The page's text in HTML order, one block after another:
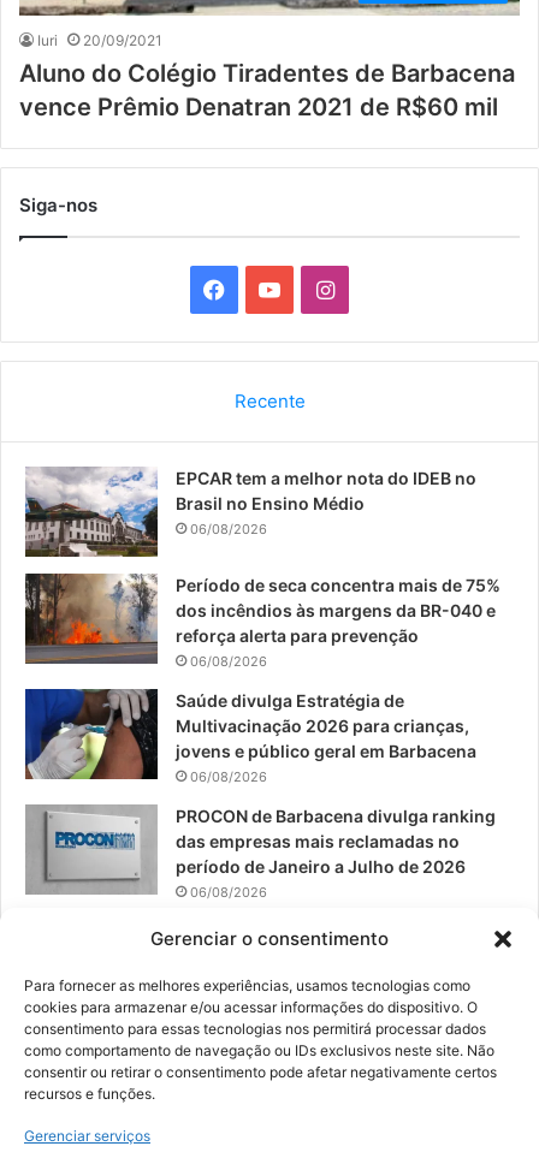
Gerenciar o consentimento
Para fornecer as melhores experiências, usamos tecnologias como
cookies para armazenar e/ou acessar informações do dispositivo. O
consentimento para essas tecnologias nos permitirá processar dados
como comportamento de navegação ou IDs exclusivos neste site. Não
consentir ou retirar o consentimento pode afetar negativamente certos
recursos e funções.
Gerenciar serviços
Iuri 20/09/2021
Aluno do Colégio Tiradentes de Barbacena
vence Prêmio Denatran 2021 de R$60 mil
Siga-nos
a
b
o
o
o
u
e
I
n
a
r
Recente
EPCAR tem a melhor nota do IDEB no
Brasil no Ensino Médio
06/08/2026
Período de seca concentra mais de 75%
dos incêndios às margens da BR-040 e
reforça alerta para prevenção
06/08/2026
Saúde divulga Estratégia de
Multivacinação 2026 para crianças,
jovens e público geral em Barbacena
06/08/2026
PROCON de Barbacena divulga ranking
das empresas mais reclamadas no
período de Janeiro a Julho de 2026
06/08/2026
Prefeitura convoca organizações de
Resíduos Sólidos
05/08/2026
© 2026, Todos os direitos reservados | Desenvolvido por: